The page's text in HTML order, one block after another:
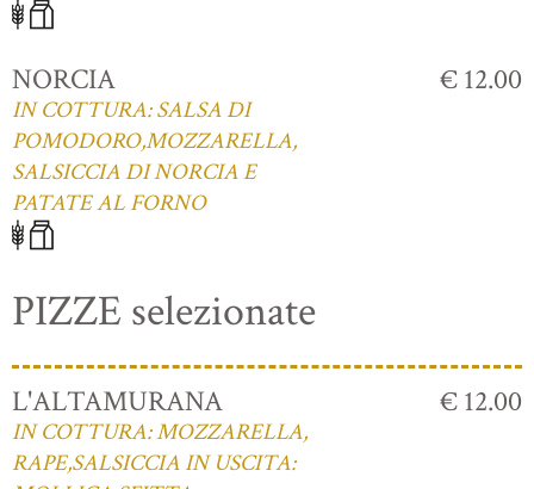
NORCIA
IN COTTURA: SALSA DI
POMODORO,MOZZARELLA,
SALSICCIA DI NORCIA E
PATATE AL FORNO
€ 12.00
PIZZE selezionate
L'ALTAMURANA
IN COTTURA: MOZZARELLA,
RAPE,SALSICCIA IN USCITA:
€ 12.00